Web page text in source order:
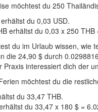
möchtest du 250
du 0,03 USD.
erhältst du 0,03 x 250 THB
du im Urlaub wissen, wie
die 24,90 $ durch
Praxis interessiert dich der
möchtest du die
du 33,47 THB.
du 33,47 x 180 $ =